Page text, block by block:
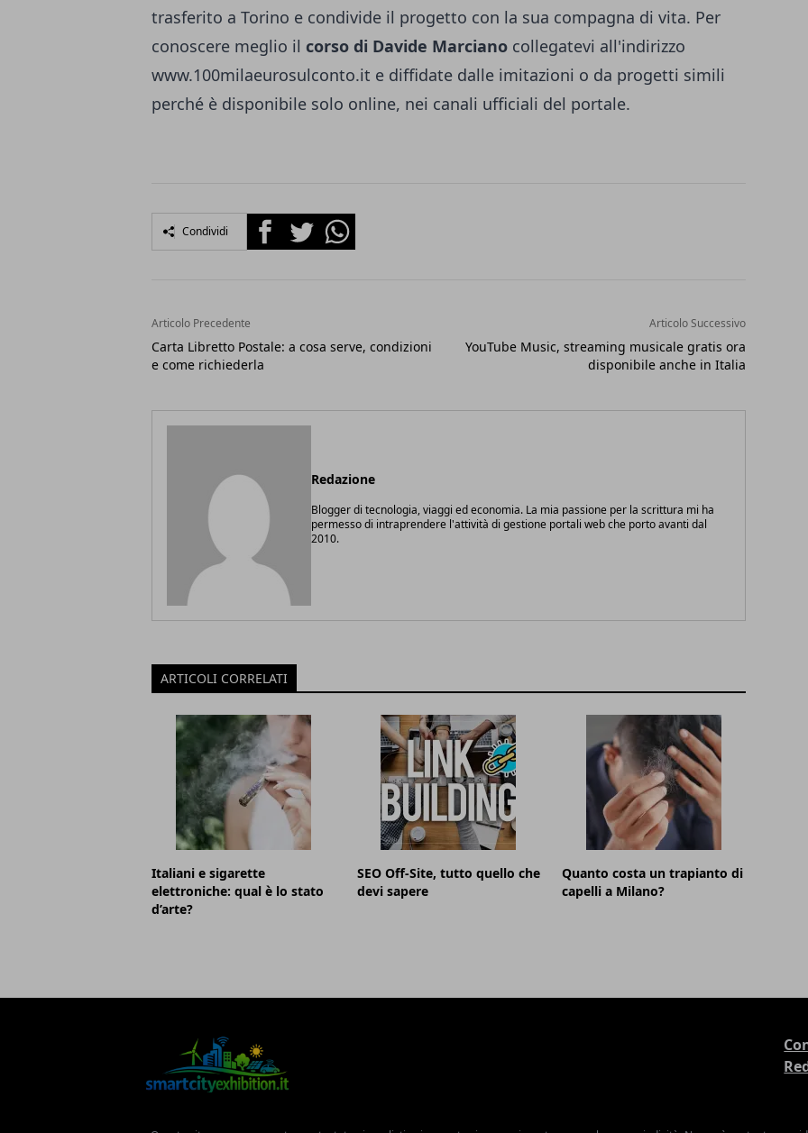
trasferito a Torino e condivide il progetto con la sua compagna di vita. Per
conoscere meglio il corso di Davide Marciano collegatevi all'indirizzo
www.100milaeurosulconto.it e diffidate dalle imitazioni o da progetti simili
perché è disponibile solo online, nei canali ufficiali del portale.
Condividi FacebookTwitterWhatsapp
Articolo Precedente
Carta Libretto Postale: a cosa serve, condizioni
e come richiederla
Articolo Successivo
YouTube Music, streaming musicale gratis ora
disponibile anche in Italia
Redazione
Blogger di tecnologia, viaggi ed economia. La mia passione per la scrittura mi ha
permesso di intraprendere l'attività di gestione portali web che porto avanti dal
2010.
ARTICOLI CORRELATI
Italiani e sigarette
elettroniche: qual è lo stato
d’arte?
SEO Off-Site, tutto quello che
devi sapere
Quanto costa un trapianto di
capelli a Milano?